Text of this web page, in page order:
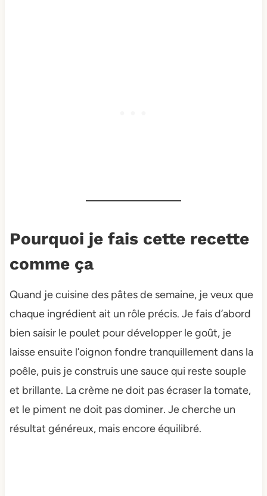
Pourquoi je fais cette recette
comme ça
Quand je cuisine des pâtes de semaine, je veux que
chaque ingrédient ait un rôle précis. Je fais d’abord
bien saisir le poulet pour développer le goût, je
laisse ensuite l’oignon fondre tranquillement dans la
poêle, puis je construis une sauce qui reste souple
et brillante. La crème ne doit pas écraser la tomate,
et le piment ne doit pas dominer. Je cherche un
résultat généreux, mais encore équilibré.